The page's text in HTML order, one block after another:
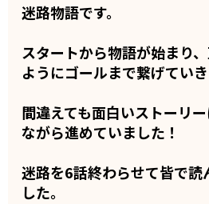
迷路物語です。
スタートから物語が始まり
ようにゴールまで繋げていき
間違えても面白いストーリ
ながら進めていました！
迷路を6話終わらせて皆で読
した。